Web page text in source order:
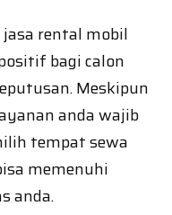
rental mobil
bagi calon
Meskipun
anda wajib
tempat sewa
memenuhi
anda.